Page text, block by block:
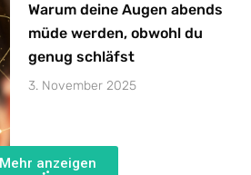
Warum deine Augen abends
müde werden, obwohl du
genug schläfst
3. November 2025
Mehr anzeigen